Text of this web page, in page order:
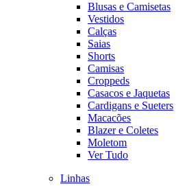
Blusas e Camisetas
Vestidos
Calças
Saias
Shorts
Camisas
Croppeds
Casacos e Jaquetas
Cardigans e Sueters
Macacões
Blazer e Coletes
Moletom
Ver Tudo
Linhas